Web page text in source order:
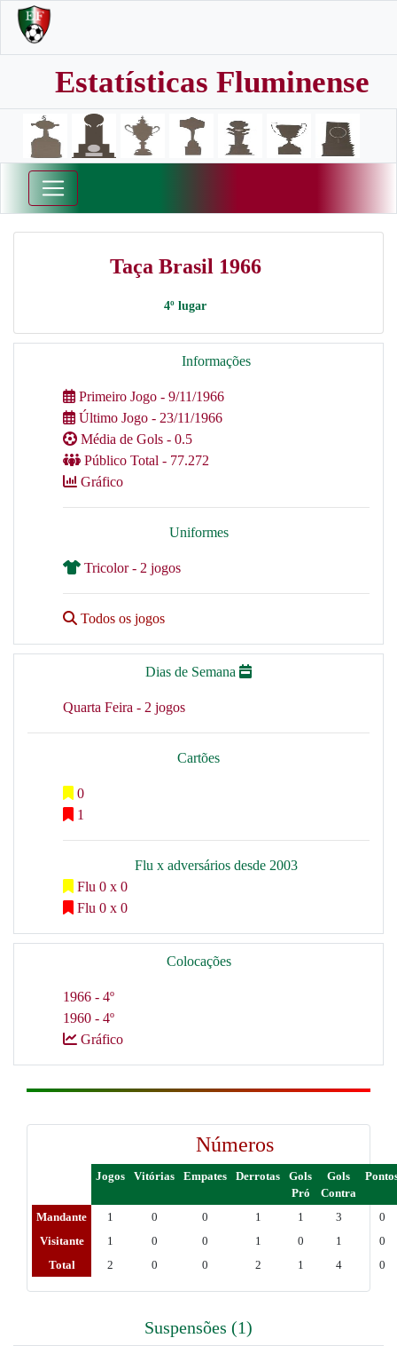
Estatísticas Fluminense
Taça Brasil 1966
4º lugar
Informações
Primeiro Jogo - 9/11/1966
Último Jogo - 23/11/1966
Média de Gols - 0.5
Público Total - 77.272
Gráfico
Uniformes
Tricolor - 2 jogos
Todos os jogos
Dias de Semana
Quarta Feira - 2 jogos
Cartões
0
1
Flu x adversários desde 2003
Flu 0 x 0
Flu 0 x 0
Colocações
1966 - 4º
1960 - 4º
Gráfico
Números
Jogos Vitórias Empates Derrotas
Gols
Pró
Gols
Contra
Mandante 1 0 0 1 1 3
0
Visitante
1 0 0 1 0 1
0
Total
2 0 0 2 1 4 0
Suspensões (1)